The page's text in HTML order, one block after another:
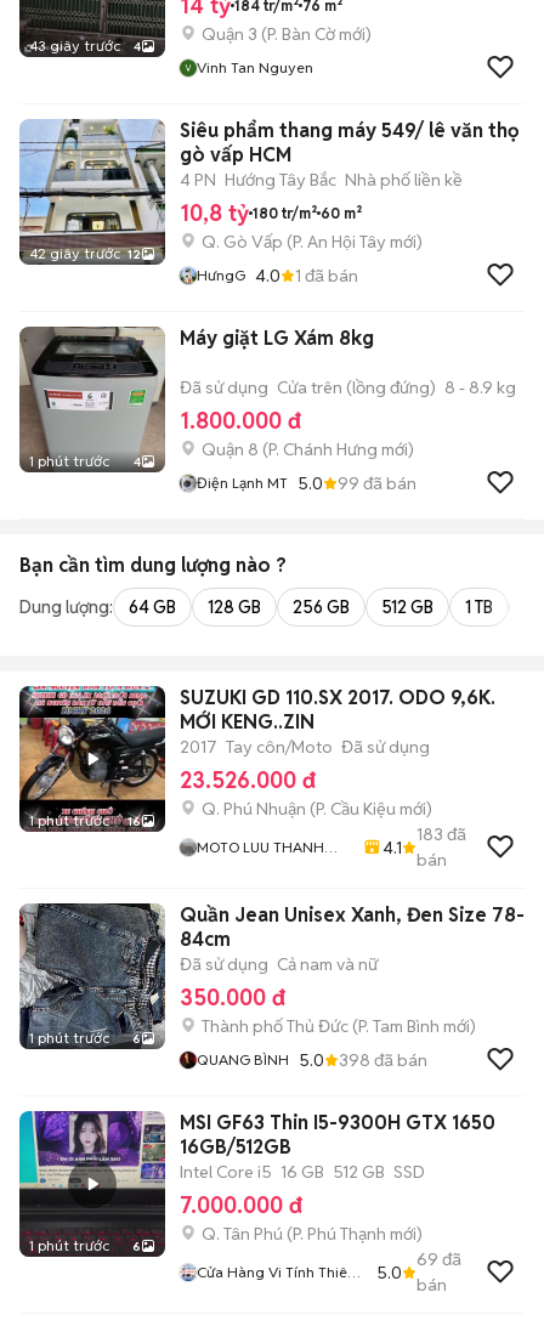
43 giây trước 4
184 tr/m² 76 m²
Quận 3 (P. Bàn Cờmới)
Vinh Tan Nguyen
42 giây trước 12
Siêu phẩm thang máy 549/ lê văn thọ
gò vấp HCM
4 PN Hướng Tây Bắc Nhà phố liền kề
10,8 tỷ 180 tr/m² 60 m²
Q. Gò Vấp (P. An Hội Tây mới)
HưngG 4.0 1 đã bán
1 phút trước 4
Máy giặt LG Xám 8kg
Đã sử dụng Cửa trên (lồng đứng) 8 - 8.9 kg
1.800.000 đ
Quận 8 (P. Chánh Hưng mới)
Điện Lạnh MT 5.0 99 đã bán
Bạn cần tìm dung lượng nào ?
Dung lượng: 64 GB 128 GB 256 GB 512 GB 1 TB
1 phút trước 16
SUZUKI GD 110.SX 2017. ODO 9,6K.
MỚI KENG..ZIN
2017 Tay côn/Moto Đã sử dụng
23.526.000 đ
Q. Phú Nhuận (P. Cầu Kiệu mới)
MOTO LUU THANH
Hoang Van Thu , PN ,
TPHCM
4.1
183 đã
bán
1 phút trước 6
Quần Jean Unisex Xanh, Đen Size 78-
84cm
Đã sử dụng Cả nam và nữ
350.000 đ
Thành phố Thủ Đức (P. Tam Bình mới)
QUANG BÌNH 5.0 398 đã bán
1 phút trước 6
MSI GF63 Thin I5-9300H GTX 1650
16GB/512GB
Intel Core i5 16 GB 512 GB SSD
7.000.000 đ
Q. Tân Phú (P. Phú Thạnh mới)
Cửa Hàng Vi Tính Thiên
5.0
69 đã
bán